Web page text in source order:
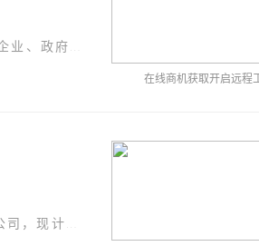
在线商机获取开启远程